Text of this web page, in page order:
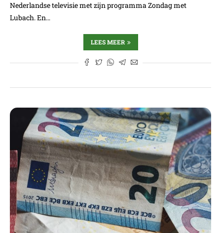
Nederlandse televisie met zijn programma Zondag met
Lubach. En…
LEES MEER